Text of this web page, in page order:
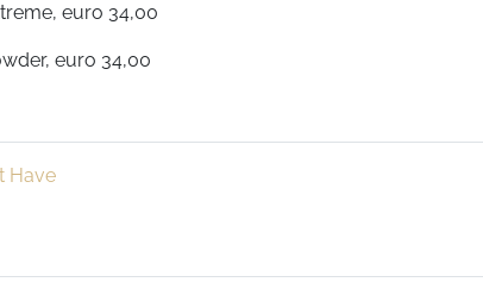
euro 34,00
euro 34,00
Have